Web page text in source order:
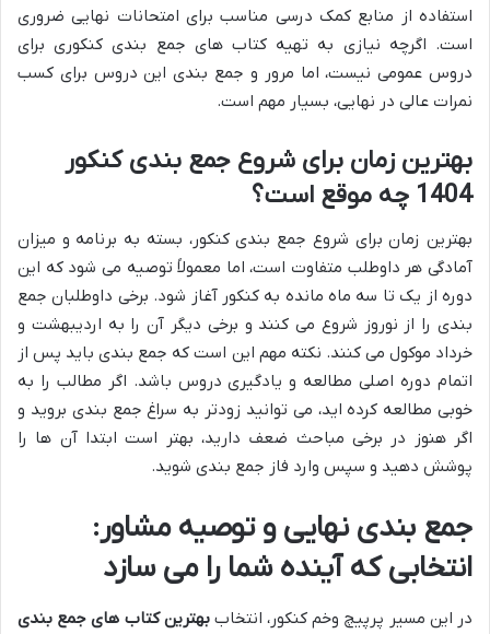
استفاده از منابع کمک درسی مناسب برای امتحانات نهایی ضروری
است. اگرچه نیازی به تهیه کتاب های جمع بندی کنکوری برای
دروس عمومی نیست، اما مرور و جمع بندی این دروس برای کسب
نمرات عالی در نهایی، بسیار مهم است.
بهترین زمان برای شروع جمع بندی کنکور
1404 چه موقع است؟
بهترین زمان برای شروع جمع بندی کنکور، بسته به برنامه و میزان
آمادگی هر داوطلب متفاوت است، اما معمولاً توصیه می شود که این
دوره از یک تا سه ماه مانده به کنکور آغاز شود. برخی داوطلبان جمع
بندی را از نوروز شروع می کنند و برخی دیگر آن را به اردیبهشت و
خرداد موکول می کنند. نکته مهم این است که جمع بندی باید پس از
اتمام دوره اصلی مطالعه و یادگیری دروس باشد. اگر مطالب را به
خوبی مطالعه کرده اید، می توانید زودتر به سراغ جمع بندی بروید و
اگر هنوز در برخی مباحث ضعف دارید، بهتر است ابتدا آن ها را
پوشش دهید و سپس وارد فاز جمع بندی شوید.
جمع بندی نهایی و توصیه مشاور:
انتخابی که آینده شما را می سازد
در این مسیر پرپیچ وخم کنکور، انتخاببهترین کتاب های جمع بندی